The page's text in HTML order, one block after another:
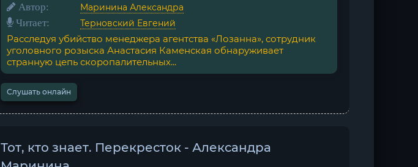
Автор: Маринина Александра
Читает: Терновский Евгений
Расследуя убийство менеджера агентства «Лозанна», сотрудник
уголовного розыска Анастасия Каменская обнаруживает
странную цепь скоропалительных...
Слушать онлайн
Тот, кто знает. Перекресток - Александра